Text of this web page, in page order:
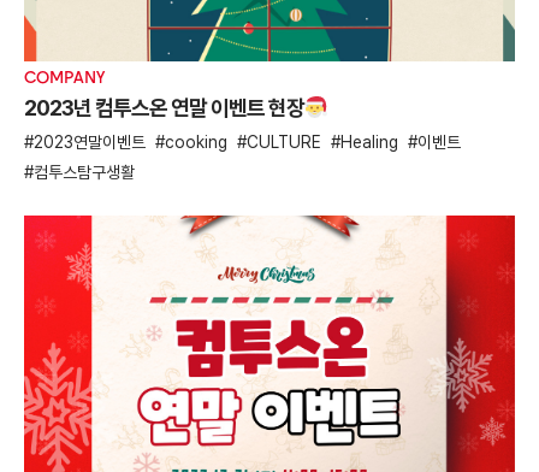
COMPANY
2023년 컴투스온 연말 이벤트 현장
2023연말이벤트 cooking CULTURE Healing
이벤트
컴투스탐구생활